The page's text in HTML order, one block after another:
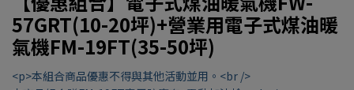
57GRT(10-20坪)+營業用電子式煤油暖
氣機FM-19FT(35-50坪)
<p>本組合商品優惠不得與其他活動並用。<br />